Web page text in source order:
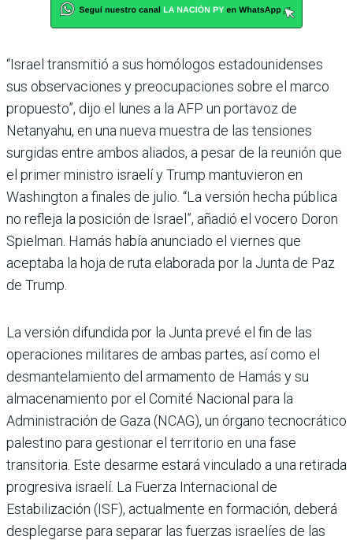
“Israel transmitió a sus homólogos estadounidenses
sus observaciones y preocupaciones sobre el marco
propuesto”, dijo el lunes a la AFP un portavoz de
Netanyahu, en una nueva muestra de las tensiones
surgidas entre ambos aliados, a pesar de la reunión que
el primer ministro israelí y Trump mantuvieron en
Washington a finales de julio. “La versión hecha pública
no refleja la posición de Israel”, añadió el vocero Doron
Spielman. Hamás había anunciado el viernes que
aceptaba la hoja de ruta elaborada por la Junta de Paz
de Trump.
La versión difundida por la Junta prevé el fin de las
operaciones militares de ambas partes, así como el
desmantelamiento del armamento de Hamás y su
almacenamiento por el Comité Nacional para la
Administración de Gaza (NCAG), un órgano tecnocrático
palestino para gestionar el territorio en una fase
transitoria. Este desarme estará vinculado a una retirada
progresiva israelí. La Fuerza Internacional de
Estabilización (ISF), actualmente en formación, deberá
desplegarse para separar las fuerzas israelíes de las